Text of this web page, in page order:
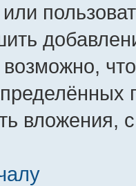
вложения,